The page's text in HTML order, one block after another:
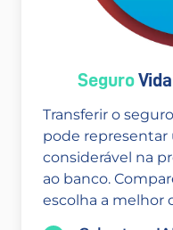
Seguro
Transferir o
pode representar
considerável na
ao banco.
escolha a melhor